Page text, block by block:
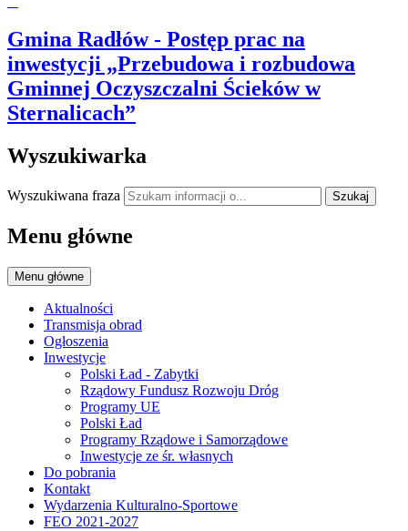
Gmina Radłów- Postęp prac na
inwestycji „Przebudowa i rozbudowa
Gminnej Oczyszczalni Ścieków w
Sternalicach”
Wyszukiwarka
Wyszukiwana fraza Szukaj
Menu główne
Menu główne
Aktualności
Transmisja obrad
Ogłoszenia
Inwestycje
Polski Ład - Zabytki
Rządowy Fundusz Rozwoju Dróg
Programy UE
Polski Ład
Programy Rządowe i Samorządowe
Inwestycje ze śr. własnych
Do pobrania
Kontakt
Wydarzenia Kulturalno-Sportowe
FEO 2021-2027